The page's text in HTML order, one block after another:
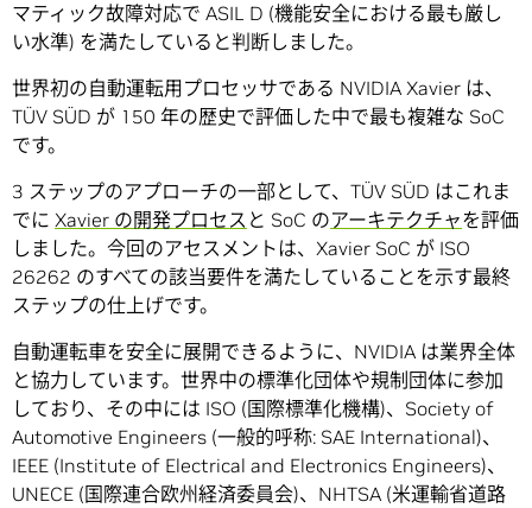
マティック故障対応で ASIL D (機能安全における最も厳し
い水準) を満たしていると判断しました。
世界初の自動運転用プロセッサである NVIDIA Xavier は、
TÜV SÜD が 150 年の歴史で評価した中で最も複雑な SoC
です。
3 ステップのアプローチの一部として、TÜV SÜD はこれま
でに Xavier の開発プロセス と SoC のアーキテクチャを評価
しました。今回のアセスメントは、Xavier SoC が ISO
26262 のすべての該当要件を満たしていることを示す最終
ステップの仕上げです。
自動運転車を安全に展開できるように、NVIDIA は業界全体
と協力しています。世界中の標準化団体や規制団体に参加
しており、その中には ISO (国際標準化機構)、Society of
Automotive Engineers (一般的呼称: SAE International)、
IEEE (Institute of Electrical and Electronics Engineers)、
UNECE (国際連合欧州経済委員会)、NHTSA (米運輸省道路